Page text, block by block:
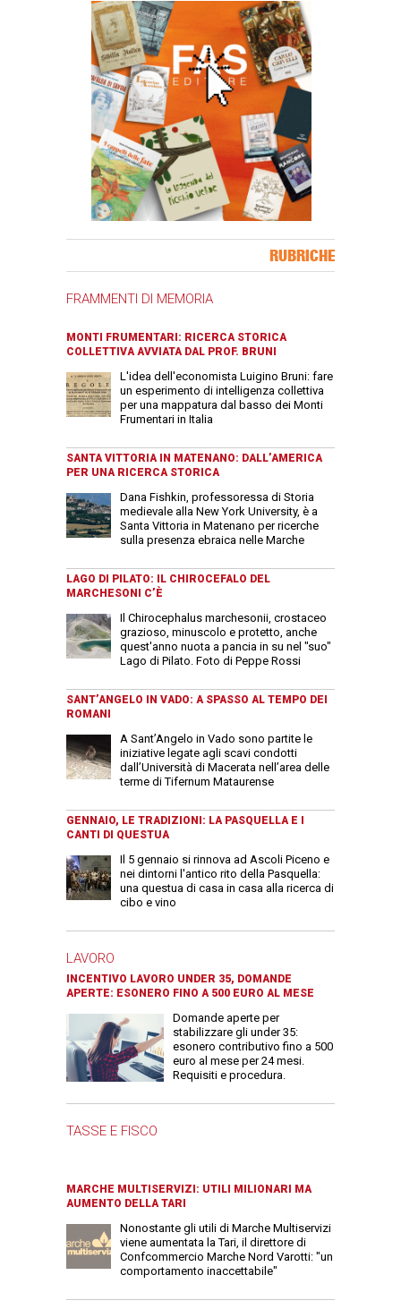
RUBRICHE
FRAMMENTI DI MEMORIA
MONTI FRUMENTARI: RICERCA STORICA
COLLETTIVA AVVIATA DAL PROF. BRUNI
L'idea dell'economista Luigino Bruni: fare
un esperimento di intelligenza collettiva
per una mappatura dal basso dei Monti
Frumentari in Italia
SANTA VITTORIA IN MATENANO: DALL’AMERICA
PER UNA RICERCA STORICA
Dana Fishkin, professoressa di Storia
medievale alla New York University, è a
Santa Vittoria in Matenano per ricerche
sulla presenza ebraica nelle Marche
LAGO DI PILATO: IL CHIROCEFALO DEL
MARCHESONI C’È
Il Chirocephalus marchesonii, crostaceo
grazioso, minuscolo e protetto, anche
quest'anno nuota a pancia in su nel "suo"
Lago di Pilato. Foto di Peppe Rossi
SANT’ANGELO IN VADO: A SPASSO AL TEMPO DEI
ROMANI
A Sant’Angelo in Vado sono partite le
iniziative legate agli scavi condotti
dall’Università di Macerata nell’area delle
terme di Tifernum Mataurense
GENNAIO, LE TRADIZIONI: LA PASQUELLA E I
CANTI DI QUESTUA
Il 5 gennaio si rinnova ad Ascoli Piceno e
nei dintorni l'antico rito della Pasquella:
una questua di casa in casa alla ricerca di
cibo e vino
LAVORO
INCENTIVO LAVORO UNDER 35, DOMANDE
APERTE: ESONERO FINO A 500 EURO AL MESE
Domande aperte per
stabilizzare gli under 35:
esonero contributivo fino a 500
euro al mese per 24 mesi.
Requisiti e procedura.
TASSE E FISCO
MARCHE MULTISERVIZI: UTILI MILIONARI MA
AUMENTO DELLA TARI
Nonostante gli utili di Marche Multiservizi
viene aumentata la Tari, il direttore di
Confcommercio Marche Nord Varotti: "un
comportamento inaccettabile"